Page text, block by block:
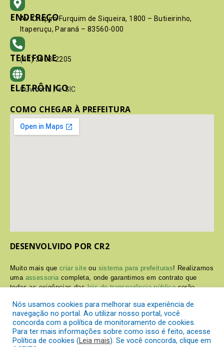
ENDEREÇO
Av. Crispim Furquim de Siqueira, 1800 – Butieirinho,
Itaperuçu, Paraná – 83560-000
TELEFONE
(41) 3603-2205
ELETRÔNICO
Ouvidoria / e-SIC
COMO CHEGAR À PREFEITURA
DESENVOLVIDO POR CR2
Muito mais quecriar site ou sistema para prefeituras! Realizamos
uma assessoria completa, onde garantimos em contrato que
todas as exigências dasleis de transparência públicaserão
Conheça oPNTPe oRadar da Transparência Pública
Nós usamos cookies para melhorar sua experiência de
navegação no portal. Ao utilizar nosso portal, você
concorda com a política de monitoramento de cookies.
Para ter mais informações sobre como isso é feito, acesse
Política de cookies (Leia mais). Se você concorda, clique em